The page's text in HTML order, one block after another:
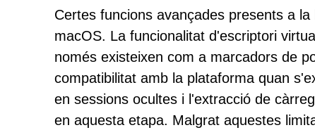
Certes funcions avançades presents a
macOS. La funcionalitat d'escriptori
només existeixen com a marcadors de
compatibilitat amb la plataforma quan
en sessions ocultes i l'extracció de
en aquesta etapa. Malgrat aquestes